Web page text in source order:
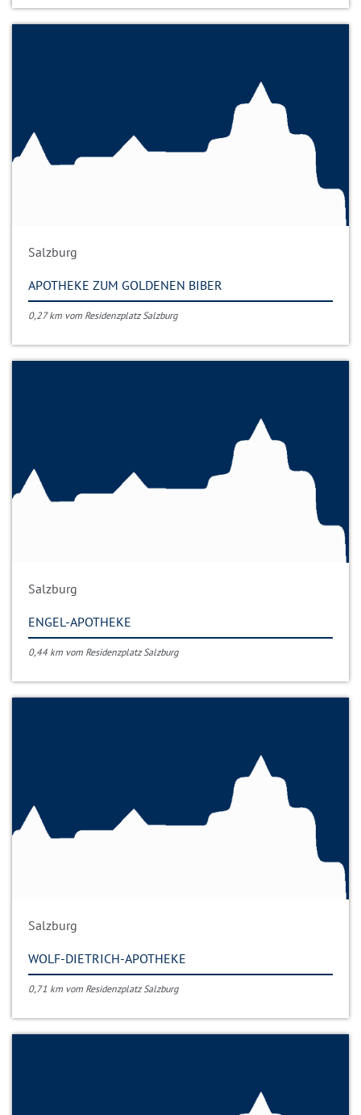
Salzburg
APOTHEKE ZUM GOLDENEN BIBER
0,27 km vom Residenzplatz Salzburg
Salzburg
ENGEL-APOTHEKE
0,44 km vom Residenzplatz Salzburg
Salzburg
WOLF-DIETRICH-APOTHEKE
0,71 km vom Residenzplatz Salzburg